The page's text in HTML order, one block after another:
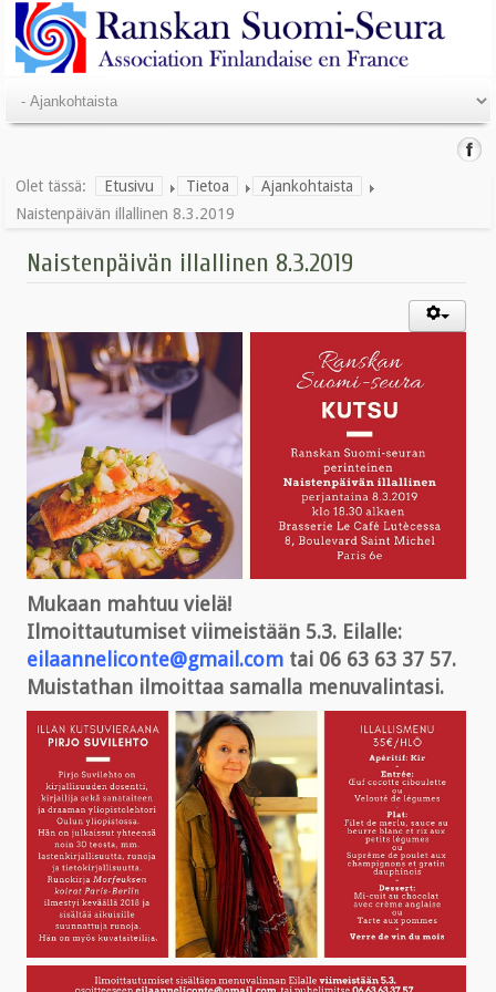
Olet tässä: Etusivu Tietoa
Ajankohtaista
Naistenpäivän illallinen 8.3.2019
Naistenpäivän illallinen 8.3.2019
Mukaan mahtuu vielä!
Ilmoittautumiset viimeistään 5.3. Eilalle:
eilaanneliconte@gmail.com tai 06 63 63 37 57.
Muistathan ilmoittaa samalla menuvalintasi.